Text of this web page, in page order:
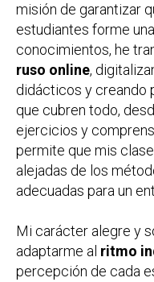
misión de garantizar
estudiantes forme
conocimientos, he
ruso online,
didácticos y creando
que cubren todo,
ejercicios y
permite que mis
alejadas de los
adecuadas para un
Mi carácter alegre y
adaptarme al ritmo
percepción de cada